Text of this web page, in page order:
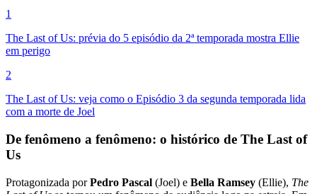
1
The Last of Us: prévia do 5 episódio da 2ª temporada mostra Ellie
em perigo
2
The Last of Us: veja como o Episódio 3 da segunda temporada lida
com a morte de Joel
De fenômeno a fenômeno: o histórico de The Last of
Us
Protagonizada porPedro Pascal (Joel) e Bella Ramsey (Ellie), The